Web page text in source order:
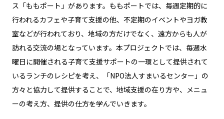
ス「ももポート」があります。ももポートでは、毎週定期的に
行われるカフェや子育て支援の他、不定期のイベントやヨガ教
室などが行われており、地域の方だけでなく、遠方からも人が
訪れる交流の場となっています。本プロジェクトでは、毎週水
曜日に開催される子育て支援サポートの一環として提供されて
いるランチのレシピを考え、「NPO法人すまいるセンター」の
方々と協力して提供することで、地域支援の在り方や、メニュ
ーの考え方、提供の仕方を学んでいきます。